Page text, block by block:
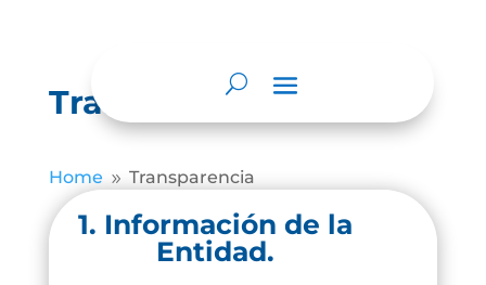
Transparencia
Home 9 Transparencia
1. Información de la
Entidad.